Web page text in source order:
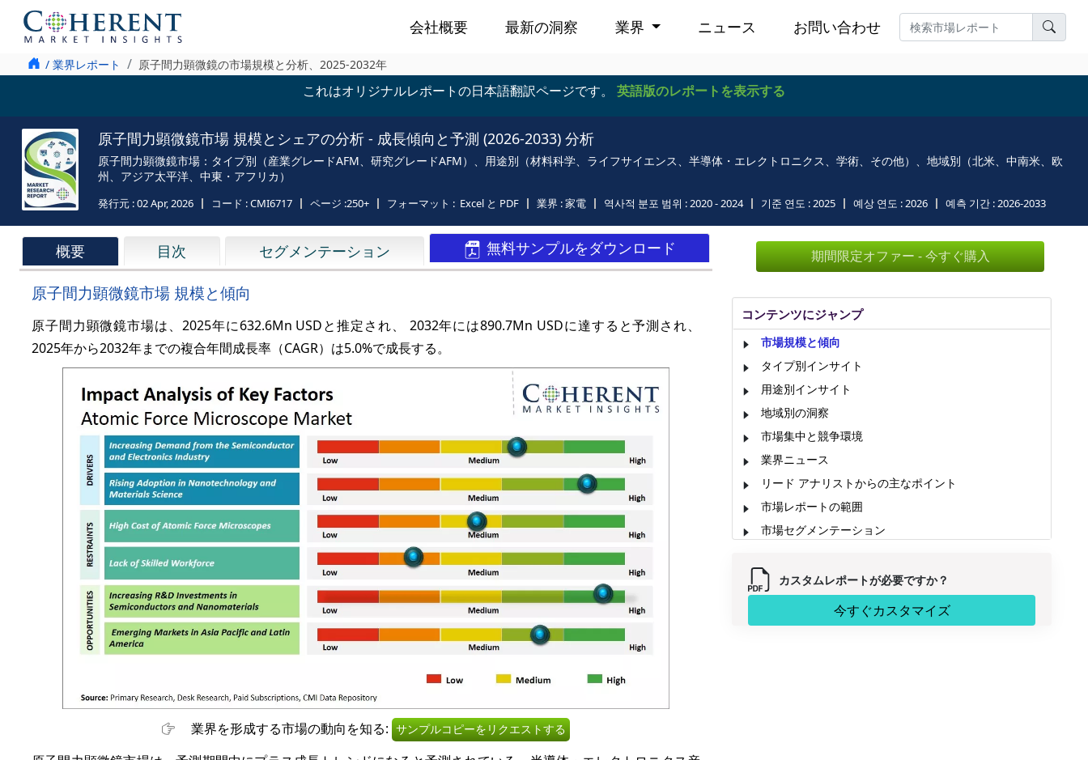
会社概要 最新の洞察 業界 ニュース お問い合わせ
/ 業界レポート 原子間力顕微鏡の市場規模と分析、2025-2032年
これはオリジナルレポートの日本語翻訳ページです。 英語版のレポートを表示する
原子間力顕微鏡市場 規模とシェアの分析 - 成長傾向と予測 (2026-2033) 分析
原子間力顕微鏡市場：タイプ別（産業グレードAFM、研究グレードAFM）、用途別（材料科学、ライフサイエンス、半導体・エレクトロニクス、学術、その他）、地域別（北米、中南米、欧
州、アジア太平洋、中東・アフリカ）
発行元 :02 Apr, 2026 コード :CMI6717 ページ :250+ フォーマット : Excel と PDF 業界 :家電 역사적 분포 범위 :2020 - 2024 기준 연도 :2025 예상 연도 :2026 예측 기간 :2026-2033
概要 目次 セグメンテーション 無料サンプルをダウンロード
原子間力顕微鏡市場 規模と傾向
原子間力顕微鏡市場は、 2025年に632.6Mn USDと推定され、
2032年には890.7Mn USDに達すると予測され、
2025年から2032年までの複合年間成長率 （CAGR）は5.0%で成長する。
業界を形成する市場の動向を知る: サンプルコピーをリクエストする
期間限定オファー - 今すぐ購入
コンテンツにジャンプ
市場規模と傾向
タイプ別インサイト
用途別インサイト
地域別の洞察
市場集中と競争環境
業界ニュース
リード アナリストからの主なポイント
市場レポートの範囲
市場セグメンテーション
カスタムレポートが必要ですか？
今すぐカスタマイズ